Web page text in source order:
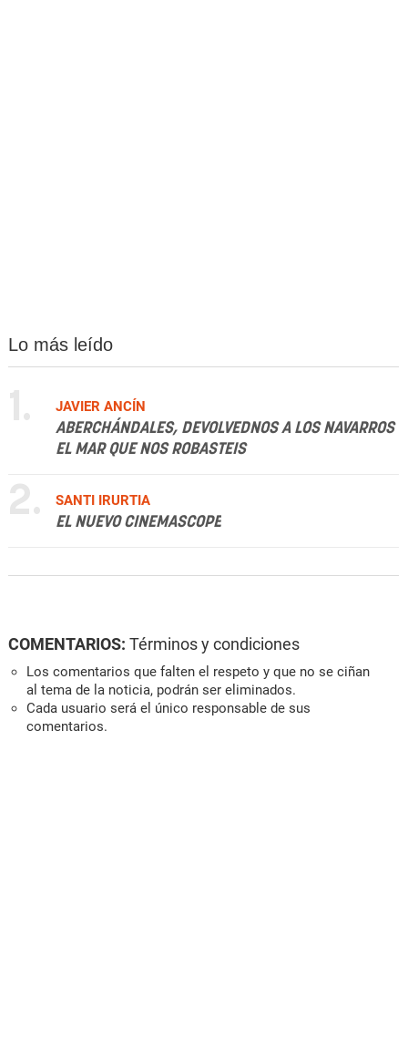
Lo más leído
1.
JAVIER ANCÍN
ABERCHÁNDALES, DEVOLVEDNOS A LOS NAVARROS
EL MAR QUE NOS ROBASTEIS
2.
SANTI IRURTIA
EL NUEVO CINEMASCOPE
COMENTARIOS: Términos y condiciones
Los comentarios que falten el respeto y que no se ciñan
al tema de la noticia, podrán ser eliminados.
Cada usuario será el único responsable de sus
comentarios.